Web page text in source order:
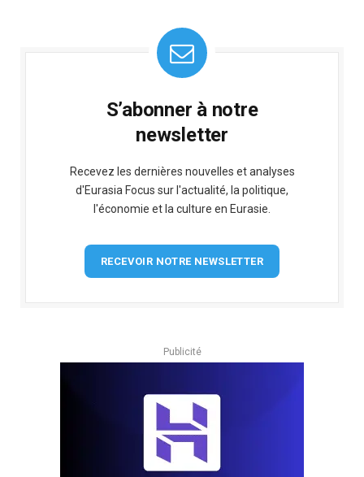
S’abonner à notre
newsletter
Recevez les dernières nouvelles et analyses
d'Eurasia Focus sur l'actualité, la politique,
l'économie et la culture en Eurasie.
RECEVOIR NOTRE NEWSLETTER
Publicité